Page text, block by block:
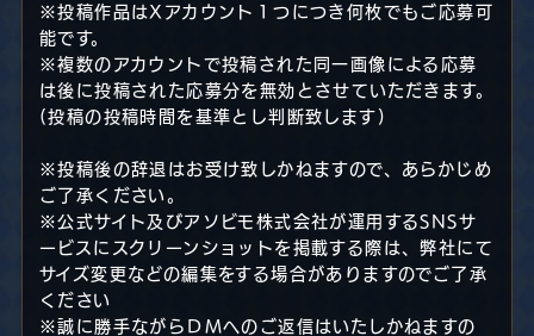
※投稿作品はXアカウント１つにつき何枚でもご応募可
能です。
※複数のアカウントで投稿された同一画像による応募
は後に投稿された応募分を無効とさせていただきます。
(投稿の投稿時間を基準とし判断致します)
※投稿後の辞退はお受け致しかねますので、あらかじめ
ご了承ください。
※公式サイト及びアソビモ株式会社が運用するSNSサ
ービスにスクリーンショットを掲載する際は、弊社にて
サイズ変更などの編集をする場合がありますのでご了承
ください
※誠に勝手ながらＤＭへのご返信はいたしかねますの